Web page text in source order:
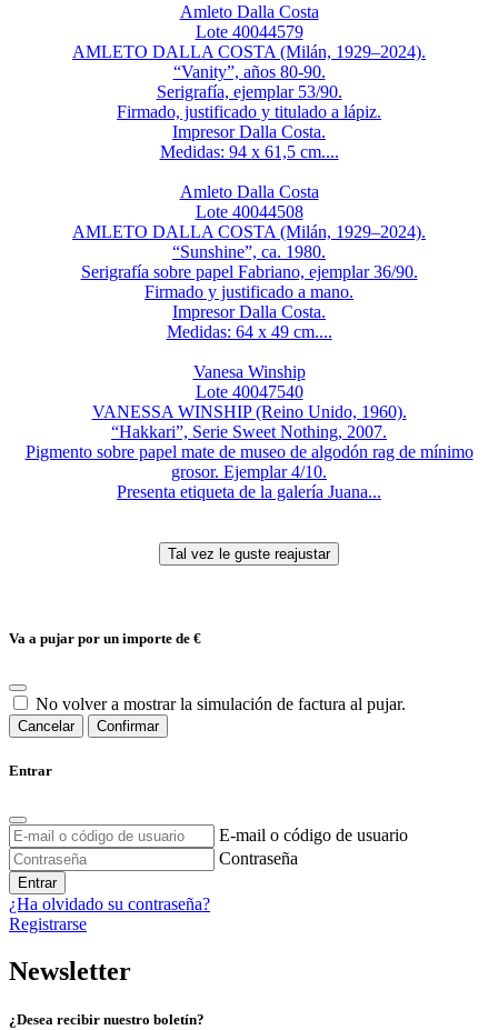
Amleto Dalla Costa
Lote 40044579
AMLETO DALLA COSTA (Milán, 1929–2024).
“Vanity”, años 80-90.
Serigrafía, ejemplar 53/90.
Firmado, justificado y titulado a lápiz.
Impresor Dalla Costa.
Medidas: 94 x 61,5 cm....
Amleto Dalla Costa
Lote 40044508
AMLETO DALLA COSTA (Milán, 1929–2024).
“Sunshine”, ca. 1980.
Serigrafía sobre papel Fabriano, ejemplar 36/90.
Firmado y justificado a mano.
Impresor Dalla Costa.
Medidas: 64 x 49 cm....
Vanesa Winship
Lote 40047540
VANESSA WINSHIP (Reino Unido, 1960).
“Hakkari”, Serie Sweet Nothing, 2007.
Pigmento sobre papel mate de museo de algodón rag de mínimo
grosor. Ejemplar 4/10.
Presenta etiqueta de la galería Juana...
Va a pujar por un importe de €
No volver a mostrar la simulación de factura al pujar.
Cancelar Confirmar
Entrar
E-mail o código de usuario
Contraseña
Entrar
¿Ha olvidado su contraseña?
Registrarse
Newsletter
¿Desea recibir nuestro boletín?